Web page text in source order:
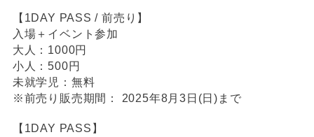
【1DAY PASS / 前売り】
入場＋イベント参加
大人：1000円
小人：500円
未就学児：無料
※前売り販売期間： 2025年8月3日(日)まで
【1DAY PASS】